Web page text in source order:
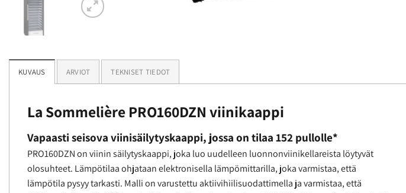
KUVAUS ARVIOT TEKNISET TIEDOT
La Sommelière PRO160DZN viinikaappi
Vapaasti seisova viinisäilytyskaappi, jossa on tilaa 152 pullolle*
PRO160DZN on viinin säilytyskaappi, joka luo uudelleen luonnonviinikellareista löytyvät
olosuhteet. Lämpötilaa ohjataan elektronisella lämpömittarilla, joka varmistaa, että
lämpötila pysyy tarkasti. Malli on varustettu aktiivihiilisuodattimella ja varmistaa, että